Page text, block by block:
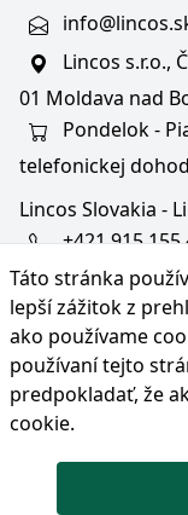
Táto stránka
lepší zážitok z
ako používame
používaní tejto
predpokladať, že
cookie.
Lincos s.r.o.,
01 Moldava nad
Pondelok -
telefonickej
Lincos Slovakia -
+421 915 155
+36/30 343
Lincos s.r.o.,
Rača, Slovensko
Iba sídlo firmy